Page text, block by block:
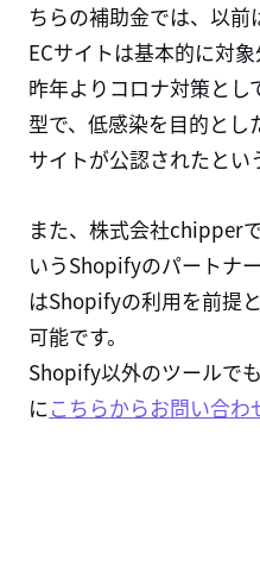
ちらの補助金では、以前
ECサイトは基本的に対象
昨年よりコロナ対策とし
型で、低感染を目的とし
サイトが公認されたとい
また、株式会社chipper
いうShopifyのパートナ
はShopifyの利用を前提
可能です。
Shopify以外のツールで
にこちらからお問い合わ